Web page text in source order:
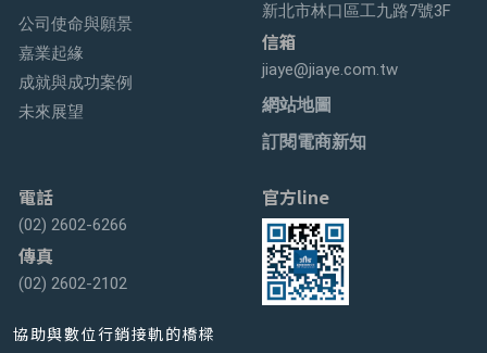
公司使命與願景
嘉業起緣
成就與成功案例
未來展望
新北市林口區工九路7號3F
信箱
jiaye@jiaye.com.tw
網站地圖
訂閱電商新知
電話
(02) 2602-6266
傳真
(02) 2602-2102
官方line
協助與數位行銷接軌的橋樑